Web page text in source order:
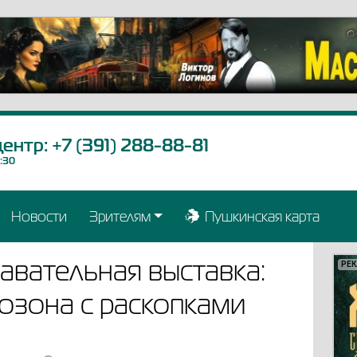
+7 (391) 288-88-81
Новости Зрителям Пушкинская карта
выставка:
с раскопками